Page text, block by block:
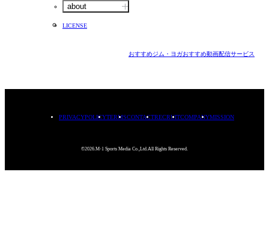
about
LICENSE
おすすめジム・ヨガおすすめ動画配信サービス
PRIVACYPOLICYTERMSCONTACTRECRUITCOMPANYMISSION
©2026.M-1 Sports Media Co.,Ltd.All Rights Reserved.